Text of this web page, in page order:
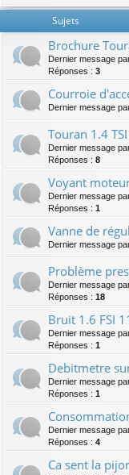
Sujets
Brochure
Dernier message
Réponses : 3
Courroie
Dernier message
Touran 1.4
Dernier message
Réponses : 8
Voyant
Dernier message
Réponses : 1
Vanne de
Dernier message
Problème
Dernier message
Réponses : 18
Bruit 1.6 FSI
Dernier message
Réponses : 1
Debitmetre
Dernier message
Réponses : 1
Dernier message
Réponses : 4
Ca sent la